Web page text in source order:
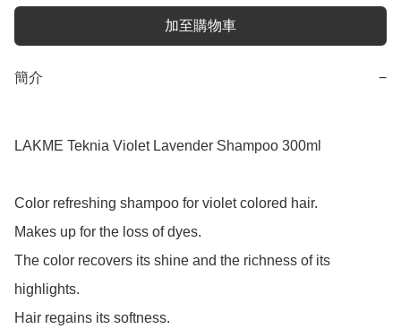
加至購物車
簡介 −
LAKME Teknia Violet Lavender Shampoo 300ml
Color refreshing shampoo for violet colored hair.
Makes up for the loss of dyes.
The color recovers its shine and the richness of its
highlights.
Hair regains its softness.